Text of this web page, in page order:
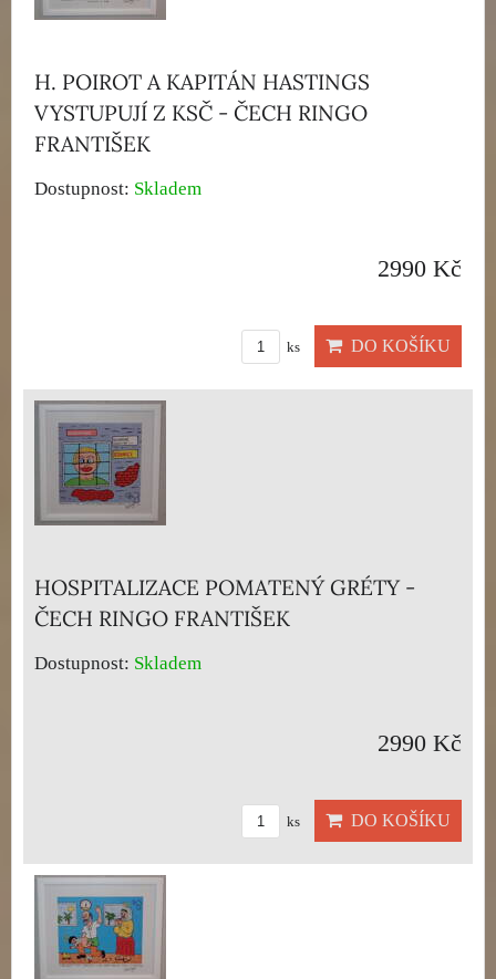
H. POIROT A KAPITÁN HASTINGS
VYSTUPUJÍ Z KSČ - ČECH RINGO
FRANTIŠEK
Dostupnost: Skladem
2990 Kč
ks DO KOŠÍKU
HOSPITALIZACE POMATENÝ GRÉTY -
ČECH RINGO FRANTIŠEK
Dostupnost: Skladem
2990 Kč
ks DO KOŠÍKU